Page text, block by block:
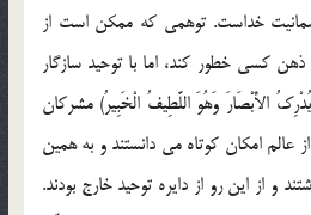
خداست. توهمي که ممکن است از
کسي خطور کند، اما با توحيد سازگار
الأَبْصَارَ وَهُوَ اللَّطِيفُ الْخَبِيرُ) مشرکان
عالم امکان کوتاه مي دانستند و به همين
و از اين رو از دايره توحيد خارج بودند.